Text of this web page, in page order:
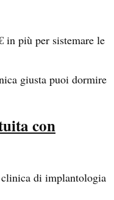
in più per sistemare le
giusta puoi dormire
con
di implantologia